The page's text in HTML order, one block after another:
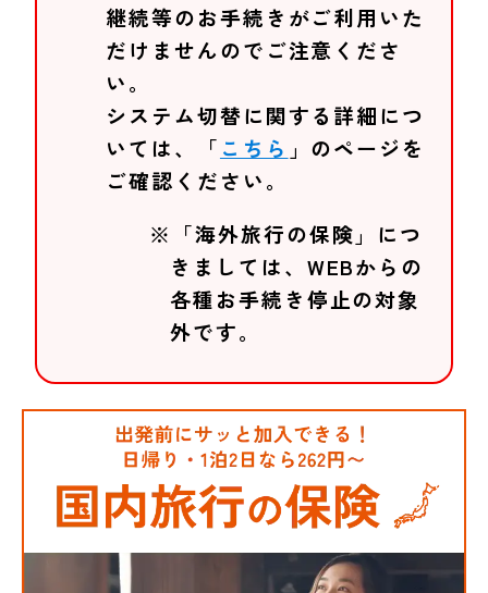
継続等のお手続きがご利用いた
だけませんのでご注意くださ
い。
システム切替に関する詳細につ
いては、「 こちら 」のページを
ご確認ください。
※「海外旅行の保険」につ
きましては、WEBからの
各種お手続き停止の対象
外です。